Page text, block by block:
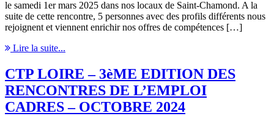
le samedi 1er mars 2025 dans nos locaux de Saint-Chamond. A la
suite de cette rencontre, 5 personnes avec des profils différents nous
rejoignent et viennent enrichir nos offres de compétences […]
Lire la suite...
CTP LOIRE – 3èME EDITION DES
RENCONTRES DE L’EMPLOI
CADRES – OCTOBRE 2024